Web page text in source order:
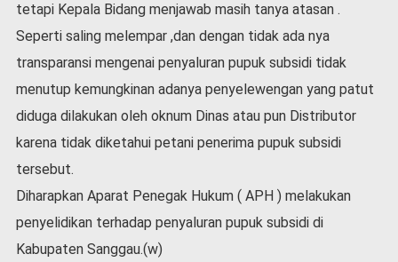
tetapi Kepala Bidang menjawab masih tanya atasan .
Seperti saling melempar ,dan dengan tidak ada nya
transparansi mengenai penyaluran pupuk subsidi tidak
menutup kemungkinan adanya penyelewengan yang patut
diduga dilakukan oleh oknum Dinas atau pun Distributor
karena tidak diketahui petani penerima pupuk subsidi
tersebut.
Diharapkan Aparat Penegak Hukum ( APH ) melakukan
penyelidikan terhadap penyaluran pupuk subsidi di
Kabupaten Sanggau.(w)